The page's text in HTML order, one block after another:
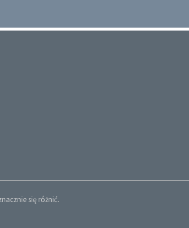
się różnić.